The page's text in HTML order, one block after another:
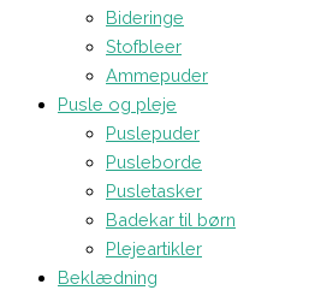
Bideringe
Stofbleer
Ammepuder
Pusle og pleje
Puslepuder
Pusleborde
Pusletasker
Badekar til børn
Plejeartikler
Beklædning